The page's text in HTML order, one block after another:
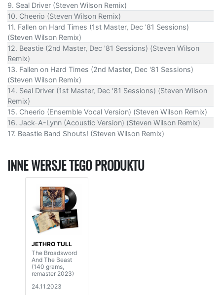
9. Seal Driver (Steven Wilson Remix)
10. Cheerio (Steven Wilson Remix)
11. Fallen on Hard Times (1st Master, Dec '81 Sessions)
(Steven Wilson Remix)
12. Beastie (2nd Master, Dec '81 Sessions) (Steven Wilson
Remix)
13. Fallen on Hard Times (2nd Master, Dec '81 Sessions)
(Steven Wilson Remix)
14. Seal Driver (1st Master, Dec '81 Sessions) (Steven Wilson
Remix)
15. Cheerio (Ensemble Vocal Version) (Steven Wilson Remix)
16. Jack-A-Lynn (Acoustic Version) (Steven Wilson Remix)
17. Beastie Band Shouts! (Steven Wilson Remix)
INNE WERSJE TEGO PRODUKTU
JETHRO TULL
The Broadsword
And The Beast
(140 grams,
remaster 2023)
24.11.2023